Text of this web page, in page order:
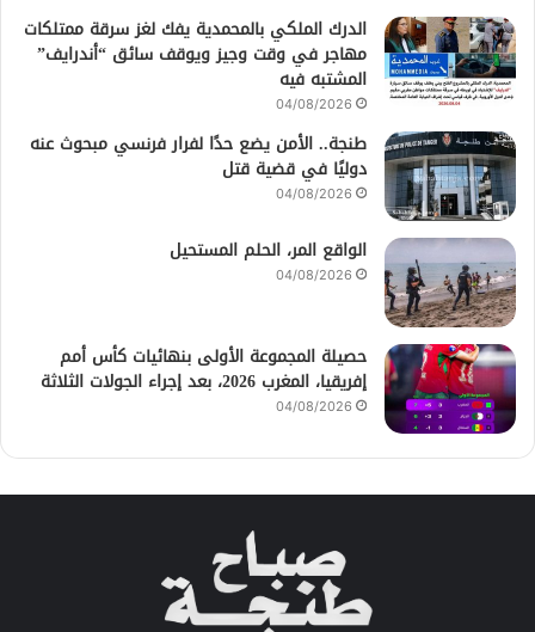
الدرك الملكي بالمحمدية يفك لغز سرقة ممتلكات
مهاجر في وقت وجيز ويوقف سائق “أندرايف”
المشتبه فيه
04/08/2026
طنجة.. الأمن يضع حدًا لفرار فرنسي مبحوث عنه
دوليًا في قضية قتل
04/08/2026
الواقع المر، الحلم المستحيل
04/08/2026
حصيلة المجموعة الأولى بنهائيات كأس أمم
إفريقيا، المغرب 2026، بعد إجراء الجولات الثلاثة
04/08/2026